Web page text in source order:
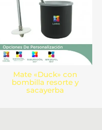
Mate «Duck» con
bombilla resorte y
sacayerba